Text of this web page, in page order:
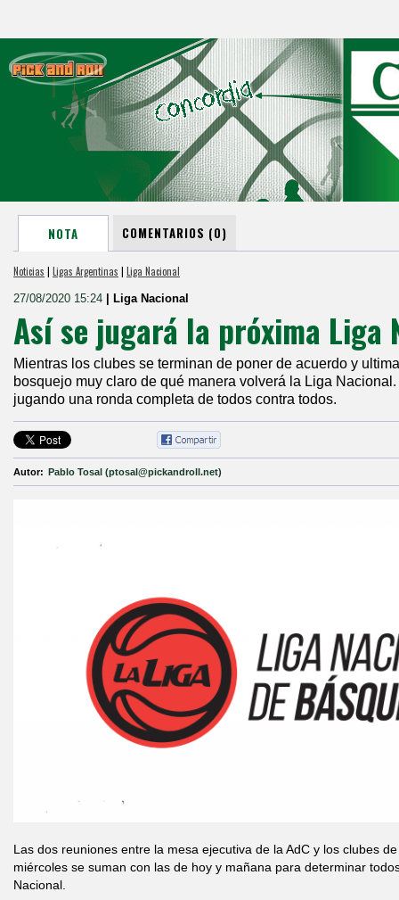
NOTA COMENTARIOS (0)
Noticias | Ligas Argentinas | Liga Nacional
27/08/2020 15:24 | Liga Nacional
Así se jugará la próxima Liga
Mientras los clubes se terminan de poner de acuerdo y
bosquejo muy claro de qué manera volverá la Liga
jugando una ronda completa de todos contra todos.
Autor: Pablo Tosal (ptosal@pickandroll.net)
Las dos reuniones entre la mesa ejecutiva de la AdC y los clubes
miércoles se suman con las de hoy y mañana para determinar
Nacional.